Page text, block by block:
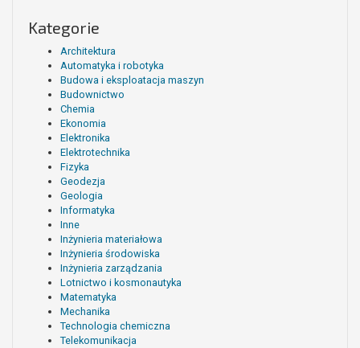
Kategorie
Architektura
Automatyka i robotyka
Budowa i eksploatacja maszyn
Budownictwo
Chemia
Ekonomia
Elektronika
Elektrotechnika
Fizyka
Geodezja
Geologia
Informatyka
Inne
Inżynieria materiałowa
Inżynieria środowiska
Inżynieria zarządzania
Lotnictwo i kosmonautyka
Matematyka
Mechanika
Technologia chemiczna
Telekomunikacja